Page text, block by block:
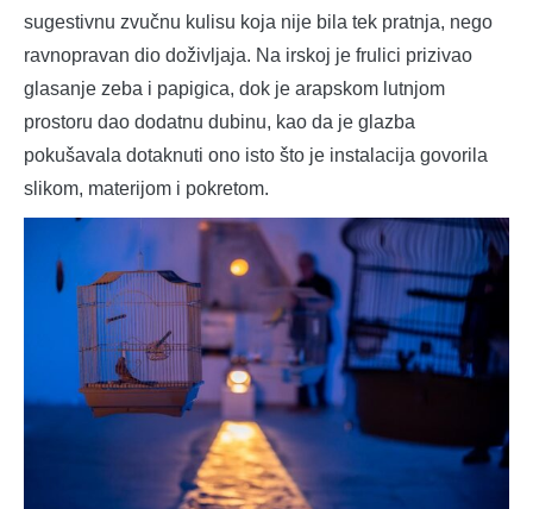
sugestivnu zvučnu kulisu koja nije bila tek pratnja, nego
ravnopravan dio doživljaja. Na irskoj je frulici prizivao
glasanje zeba i papigica, dok je arapskom lutnjom
prostoru dao dodatnu dubinu, kao da je glazba
pokušavala dotaknuti ono isto što je instalacija govorila
slikom, materijom i pokretom.